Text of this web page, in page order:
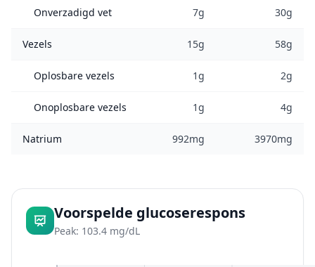
Onverzadigd vet 7g 30g
Vezels 15g 58g
Oplosbare vezels 1g 2g
Onoplosbare vezels 1g 4g
Natrium 992mg 3970mg
Voorspelde glucoserespons
Peak: 103.4 mg/dL